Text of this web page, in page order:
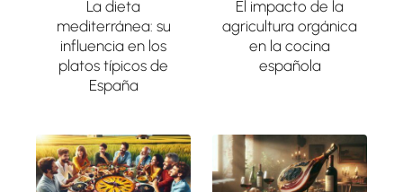
La dieta
mediterránea: su
influencia en los
platos típicos de
España
El impacto de la
agricultura orgánica
en la cocina
española